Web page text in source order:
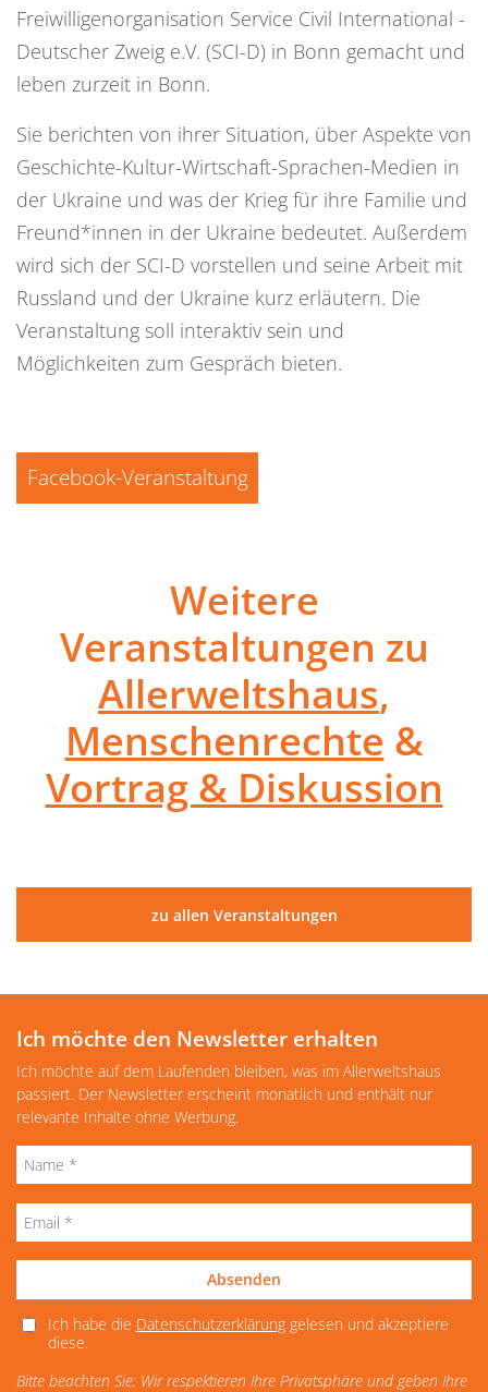
Freiwilligenorganisation Service Civil International -
Deutscher Zweig e.V. (SCI-D) in Bonn gemacht und
leben zurzeit in Bonn.
Sie berichten von ihrer Situation, über Aspekte von
Geschichte-Kultur-Wirtschaft-Sprachen-Medien in
der Ukraine und was der Krieg für ihre Familie und
Freund*innen in der Ukraine bedeutet. Außerdem
wird sich der SCI-D vorstellen und seine Arbeit mit
Russland und der Ukraine kurz erläutern. Die
Veranstaltung soll interaktiv sein und
Möglichkeiten zum Gespräch bieten.
Facebook-Veranstaltung
Weitere
Veranstaltungen zu
Allerweltshaus,
Menschenrechte &
Vortrag & Diskussion
zu allen Veranstaltungen
Ich möchte den Newsletter erhalten
Ich möchte auf dem Laufenden bleiben, was im Allerweltshaus
passiert. Der Newsletter erscheint monatlich und enthält nur
relevante Inhalte ohne Werbung.
Absenden
Ich habe die Datenschutzerklärunggelesen und akzeptiere
diese.
Bitte beachten Sie: Wir respektieren Ihre Privatsphäre und geben Ihre